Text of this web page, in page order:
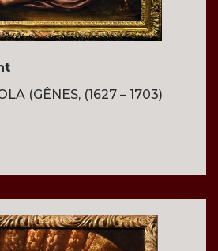
(GÊNES, (1627 – 1703)